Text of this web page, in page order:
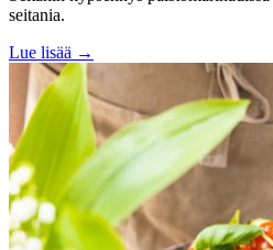
seitania.
Lue lisää →